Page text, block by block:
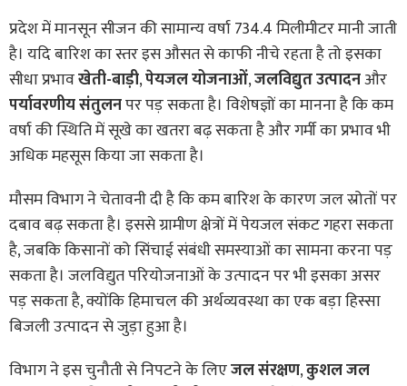
प्रदेश में मानसून सीजन की सामान्य वर्षा 734.4 मिलीमीटर मानी जाती
है। यदि बारिश का स्तर इस औसत से काफी नीचे रहता है तो इसका
सीधा प्रभावखेती-बाड़ी,पेयजल योजनाओं,जलविद्युत उत्पादनऔर
पर्यावरणीय संतुलनपर पड़ सकता है। विशेषज्ञों का मानना है कि कम
वर्षा की स्थिति में सूखे का खतरा बढ़ सकता है और गर्मी का प्रभाव भी
अधिक महसूस किया जा सकता है।
मौसम विभाग ने चेतावनी दी है कि कम बारिश के कारण जल स्रोतों पर
दबाव बढ़ सकता है। इससे ग्रामीण क्षेत्रों में पेयजल संकट गहरा सकता
है, जबकि किसानों को सिंचाई संबंधी समस्याओं का सामना करना पड़
सकता है। जलविद्युत परियोजनाओं के उत्पादन पर भी इसका असर
पड़ सकता है, क्योंकि हिमाचल की अर्थव्यवस्था का एक बड़ा हिस्सा
बिजली उत्पादन से जुड़ा हुआ है।
विभाग ने इस चुनौती से निपटने के लिएजल संरक्षण,कुशल जल